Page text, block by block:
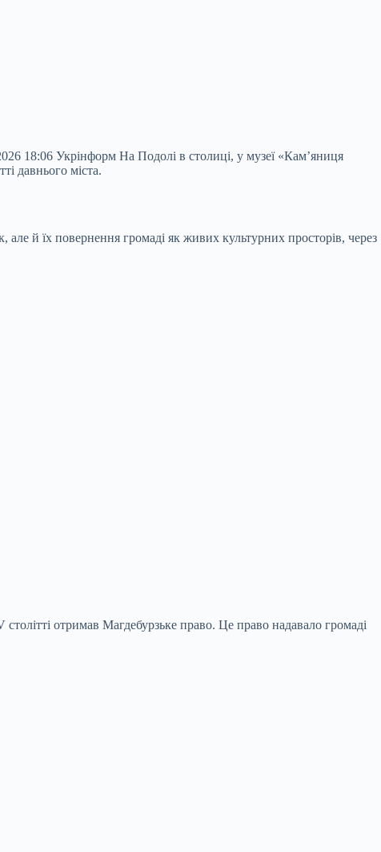
18:06 Укрінформ На Подолі в столиці, у музеї «Кам’яниця
давнього міста.
але й їх повернення громаді як живих культурних просторів, через
отримав Магдебурзьке право. Це право надавало громаді